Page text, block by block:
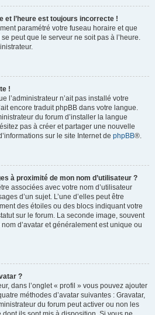
et l’heure est toujours incorrecte !
paramétré votre fuseau horaire et que
peut que le serveur ne soit pas à l’heure.
!
l’administrateur n’ait pas installé votre
encore traduit phpBB dans votre langue.
du forum d’installer la langue
pas à créer et partager une nouvelle
sur le site Internet de phpBB®.
à proximité de mon nom d’utilisateur ?
associées avec votre nom d’utilisateur
d’un sujet. L’une d’elles peut être
des étoiles ou des blocs indiquant votre
sur le forum. La seconde image, souvent
d’avatar et généralement est unique ou
?
dans l’onglet « profil » vous pouvez ajouter
méthodes d’avatar suivantes : Gravatar,
du forum peut activer ou non les